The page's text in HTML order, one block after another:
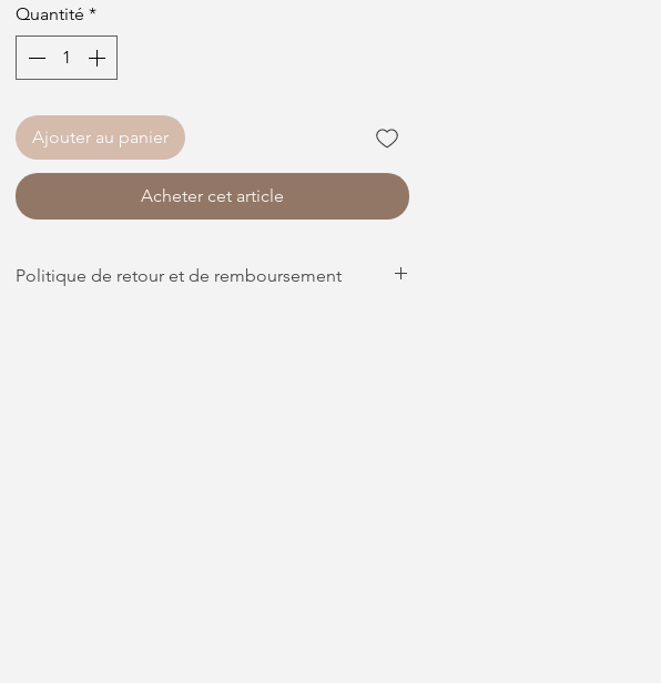
Quantité *
Ajouter au panier
Acheter cet article
Politique de retour et de remboursement